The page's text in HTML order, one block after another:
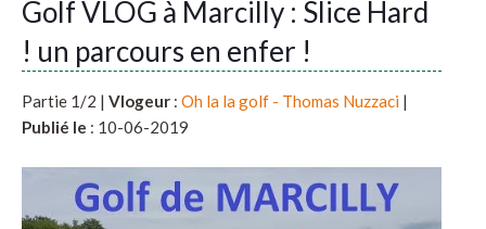
Golf VLOG à Marcilly : Slice Hard
! un parcours en enfer !
Partie 1/2 | Vlogeur : Oh la la golf - Thomas Nuzzaci |
Publié le : 10-06-2019